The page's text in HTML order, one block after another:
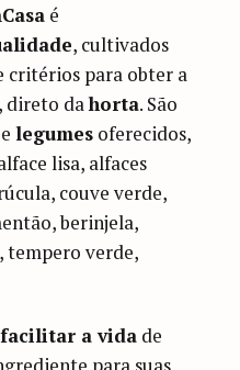
é
, cultivados
critérios para obter a
direto dahorta. São
elegumes oferecidos,
lisa, alfaces
couve verde,
berinjela,
tempero verde,
facilitar a vida de